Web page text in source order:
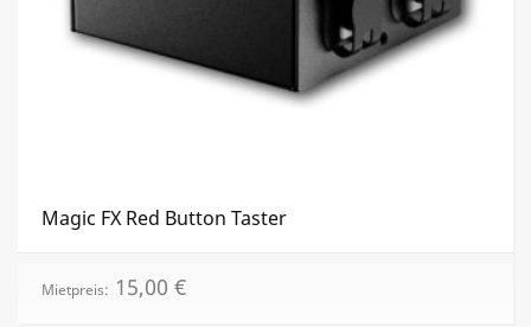
Magic FX Red Button Taster
Mietpreis: 15,00 €